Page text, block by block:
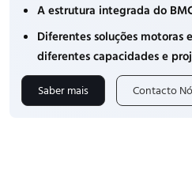
A estrutura integrada do
Diferentes soluções motoras
diferentes capacidades e
Saber mais Contacto